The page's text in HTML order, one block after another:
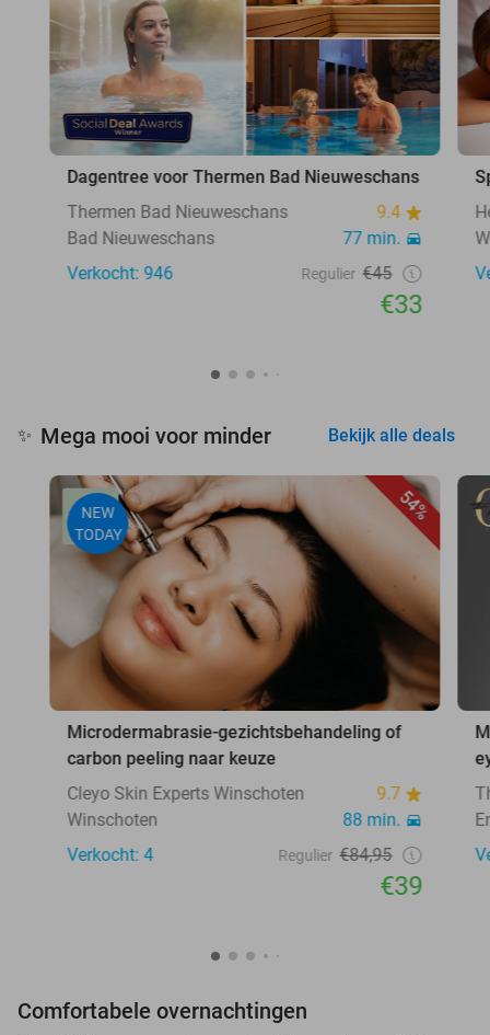
Dagentree voor Thermen Bad Nieuweschans
Thermen Bad Nieuweschans
9.4
Bad Nieuweschans
77 min.
Verkocht: 946
Regulier €45
€33
✨ Mega mooi voor minder Bekijk alle deals
54%
NEW
TODAY
Microdermabrasie-gezichtsbehandeling of
carbon peeling naar keuze
Cleyo Skin Experts Winschoten
9.7
Winschoten
88 min.
Verkocht: 4
Regulier €84,95
€39
Comfortabele overnachtingen